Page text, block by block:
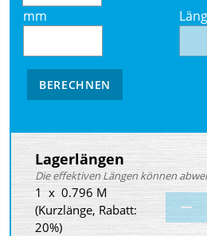
mm
BERECHNEN
Lagerlängen
Die effektiven Längen können
1 x 0.796 M
(Kurzlänge, Rabatt:
20%)